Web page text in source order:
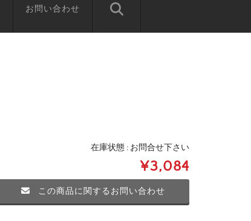
お問い合わせ
在庫状態 : お問合せ下さい
¥3,084
この商品に関するお問い合わせ